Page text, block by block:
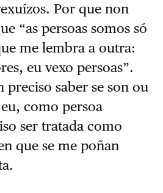
Por que non
“as persoas somos só
me lembra a outra:
eu vexo persoas”.
preciso saber se son ou
como persoa
ser tratada como
que se me poñan